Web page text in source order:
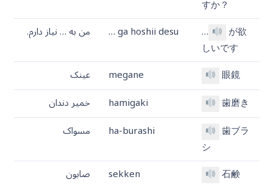
すか？
…
が欲
しいです
… ga hoshii desu من به … نیاز دارم.
眼鏡
megane
عینک
歯磨き
hamigaki
خمیر دندان
歯ブラ
シ
ha-burashi مسواک
石鹸
sekken
صابون